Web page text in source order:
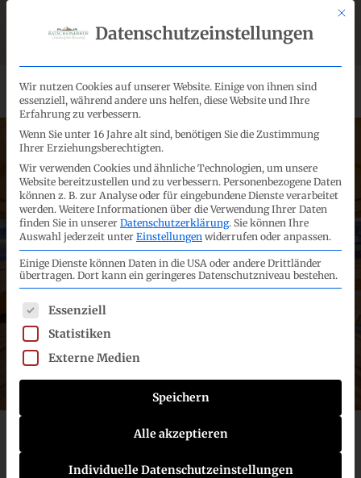
content
facebookinstagram
Angebote am Hof
Genießen Sie Ihren Urlaub in
Mit
Datenschutzeinstellungen
Wir nutzen Cookies auf unserer Website. Einige von ihnen sind
essenziell, während andere uns helfen, diese Website und Ihre
Erfahrung zu verbessern.
Wenn Sie unter 16 Jahre alt sind, benötigen Sie die Zustimmung
Ihrer Erziehungsberechtigten.
Wir verwenden Cookies und ähnliche Technologien, um unsere
Website bereitzustellen und zu verbessern. Personenbezogene Daten
können z. B. zur Analyse oder für eingebundene Dienste verarbeitet
werden. Weitere Informationen über die Verwendung Ihrer Daten
finden Sie in unserer Datenschutzerklärung. Sie können Ihre
Auswahl jederzeit unter Einstellungen widerrufen oder anpassen.
Einige Dienste können Daten in die USA oder andere Drittländer
übertragen. Dort kann ein geringeres Datenschutzniveau bestehen.
Es folgt eine Liste der Service-Gruppen, für die eine
Essenziell
Statistiken
Externe Medien
Speichern
Alle akzeptieren
Individuelle Datenschutzeinstellungen